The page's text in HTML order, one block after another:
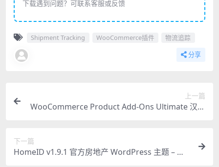
下载遇到问题？可联系客服或反馈
Shipment Tracking WooCommerce插件 物流追踪
分享
上一篇
WooCommerce Product Add-Ons Ultimate 汉化
下一篇
HomeID v1.9.1 官方房地产 WordPress 主题 – 专